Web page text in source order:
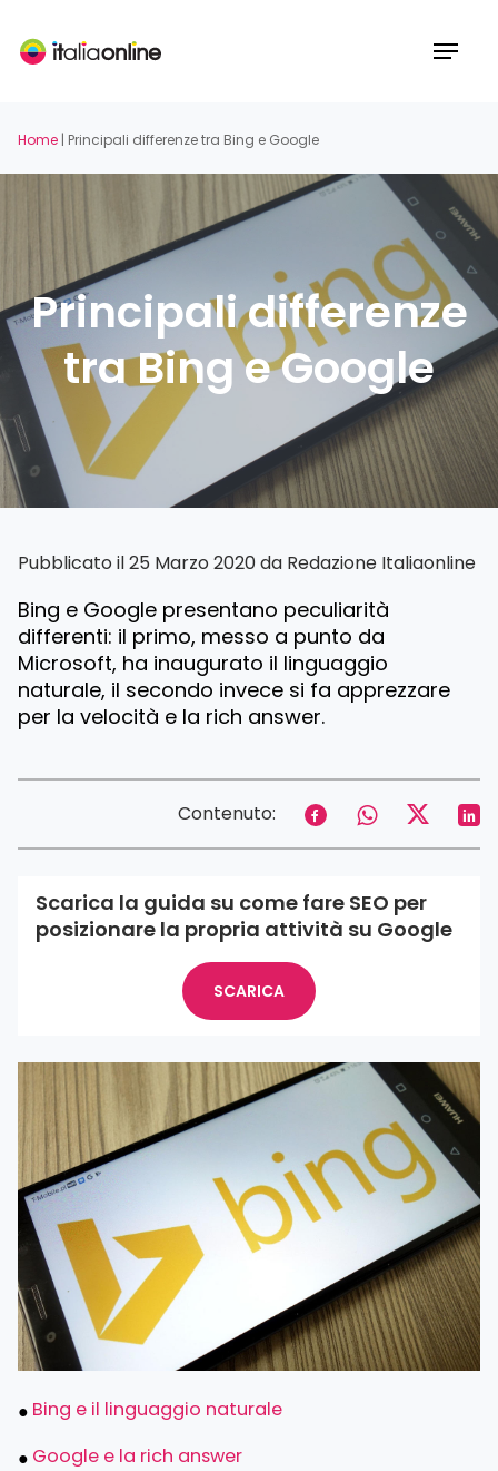
main
Menu
Home | Principali differenze tra Bing e Google
Principali differenze
tra Bing e Google
Pubblicato il 25 Marzo 2020 da Redazione Italiaonline
Bing e Google presentano peculiarità
differenti: il primo, messo a punto da
Microsoft, ha inaugurato il linguaggio
naturale, il secondo invece si fa apprezzare
per la velocità e la rich answer.
Contenuto:
Scarica la guida su come fare SEO per
posizionare la propria attività su Google
SCARICA
Bing e il linguaggio naturale
Google e la rich answer